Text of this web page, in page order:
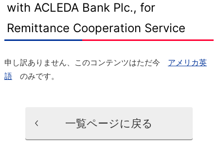
with ACLEDA Bank Plc., for
Remittance Cooperation Service
申し訳ありません、このコンテンツはただ今 アメリカ英
語のみです。
一覧ページに戻る